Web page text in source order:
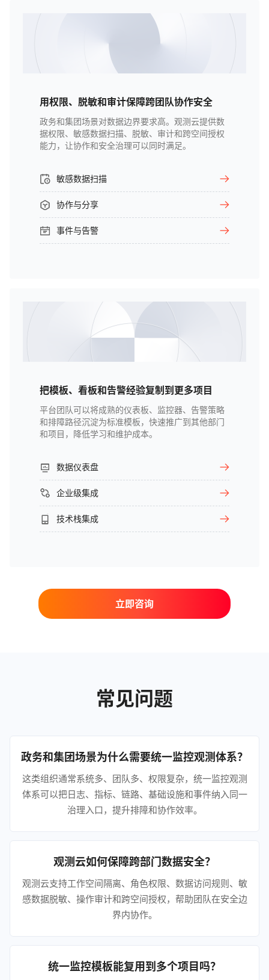
用权限、脱敏和审计保障跨团队协作安全
政务和集团场景对数据边界要求高。观测云提供数
据权限、敏感数据扫描、脱敏、审计和跨空间授权
能力，让协作和安全治理可以同时满足。
敏感数据扫描
协作与分享
事件与告警
把模板、看板和告警经验复制到更多项目
平台团队可以将成熟的仪表板、监控器、告警策略
和排障路径沉淀为标准模板，快速推广到其他部门
和项目，降低学习和维护成本。
数据仪表盘
企业级集成
技术栈集成
立即咨询
常见问题
政务和集团场景为什么需要统一监控观测体系？
这类组织通常系统多、团队多、权限复杂，统一监控观测
体系可以把日志、指标、链路、基础设施和事件纳入同一
治理入口，提升排障和协作效率。
观测云如何保障跨部门数据安全？
观测云支持工作空间隔离、角色权限、数据访问规则、敏
感数据脱敏、操作审计和跨空间授权，帮助团队在安全边
界内协作。
统一监控模板能复用到多个项目吗？